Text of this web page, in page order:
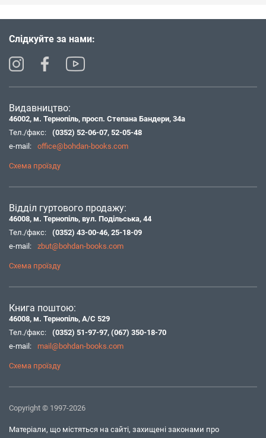
Слідкуйте за нами:
Видавництво:
46002, м. Тернопіль, просп. Степана Бандери, 34а
Тел./факс:
(0352) 52-06-07, 52-05-48
e-mail:
office@bohdan-books.com
Схема проїзду
Відділ гуртового продажу:
46008, м. Тернопіль, вул. Подільська, 44
Тел./факс:
(0352) 43-00-46, 25-18-09
e-mail:
zbut@bohdan-books.com
Схема проїзду
Книга поштою:
46008, м. Тернопіль, А/С 529
Тел./факс:
(0352) 51-97-97, (067) 350-18-70
e-mail:
mail@bohdan-books.com
Схема проїзду
Copyright © 1997-2026
Матеріали, що містяться на сайті, захищені законами про